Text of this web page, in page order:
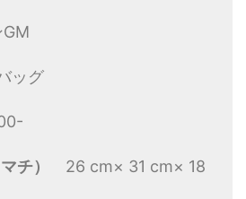
ッグ
チ）
26 cm× 31 cm× 18